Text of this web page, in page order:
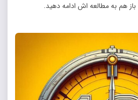
هم به مطالعه اش ادامه دهید.